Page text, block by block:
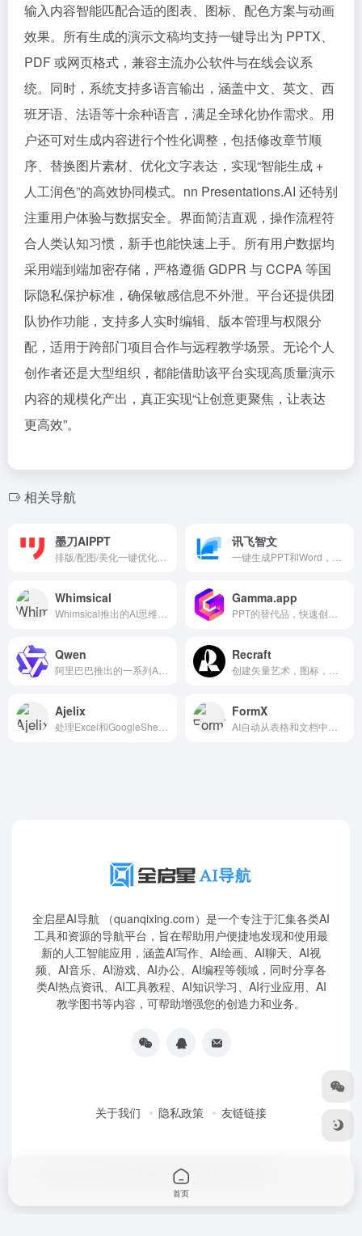
输入内容智能匹配合适的图表、图标、配色方案与动画
效果。所有生成的演示文稿均支持一键导出为 PPTX、
PDF 或网页格式，兼容主流办公软件与在线会议系
统。同时，系统支持多语言输出，涵盖中文、英文、西
班牙语、法语等十余种语言，满足全球化协作需求。用
户还可对生成内容进行个性化调整，包括修改章节顺
序、替换图片素材、优化文字表达，实现“智能生成 +
人工润色”的高效协同模式。nn Presentations.AI 还特别
注重用户体验与数据安全。界面简洁直观，操作流程符
合人类认知习惯，新手也能快速上手。所有用户数据均
采用端到端加密存储，严格遵循 GDPR 与 CCPA 等国
际隐私保护标准，确保敏感信息不外泄。平台还提供团
队协作功能，支持多人实时编辑、版本管理与权限分
配，适用于跨部门项目合作与远程教学场景。无论个人
创作者还是大型组织，都能借助该平台实现高质量演示
内容的规模化产出，真正实现“让创意更聚焦，让表达
更高效”。
相关导航
墨刀AIPPT 讯飞智文
Whimsical Gamma.app
Qwen Recraft
Ajelix FormX
全启星AI导航 （quanqixing.com）是一个专注于汇集各类AI
工具和资源的导航平台，旨在帮助用户便捷地发现和使用最
新的人工智能应用，涵盖AI写作、AI绘画、AI聊天、AI视
频、AI音乐、AI游戏、AI办公、AI编程等领域，同时分享各
类AI热点资讯、AI工具教程、AI知识学习、AI行业应用、AI
教学图书等内容，可帮助增强您的创造力和业务。
关于我们 隐私政策 友链链接
全启星AI导航鲁ICP备2023010227号
首页